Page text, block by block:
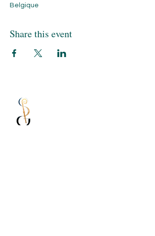
Belgique
Share this event